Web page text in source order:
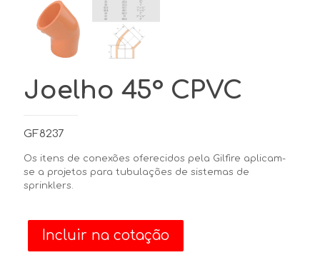
Joelho 45° CPVC
GF8237
Os itens de conexões oferecidos pela Gilfire aplicam-
se a projetos para tubulações de sistemas de
sprinklers.
Incluir na cotação